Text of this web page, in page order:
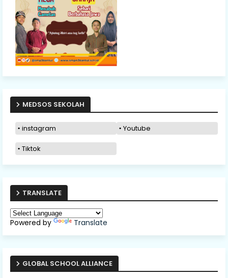
MEDSOS SEKOLAH
instagram Youtube
Tiktok
TRANSLATE
Powered by Translate
GLOBAL SCHOOL ALLIANCE